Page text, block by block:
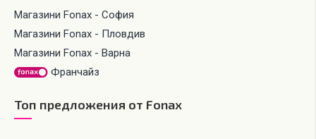
Магазини Fonax - София
Магазини Fonax - Пловдив
Магазини Fonax - Варна
Франчайз
Топ предложения от Fonax